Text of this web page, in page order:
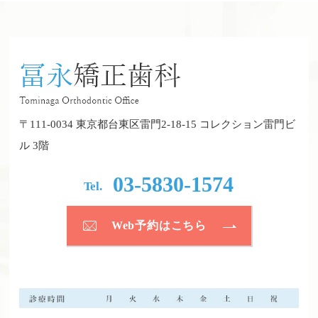
〒111-0034 東京都台東区雷門2-18-15 コレクション雷門ビ
ル 3階
Tel. 03-5830-1574
Web予約はこちら